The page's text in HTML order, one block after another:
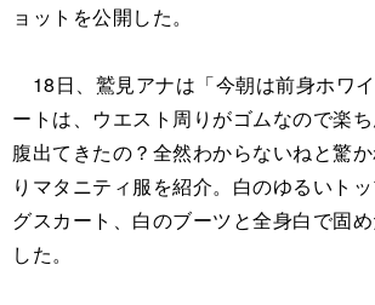
ョットを公開した。
18日、鷲見アナは「今朝は前身ホワ
ートは、ウエスト周りがゴムなので楽
腹出てきたの？全然わからないねと驚
りマタニティ服を紹介。白のゆるいト
グスカート、白のブーツと全身白で固
した。